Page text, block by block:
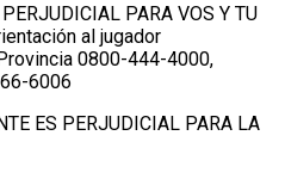
PARA VOS Y TU
al jugador
0800-444-4000,
6006
ES PERJUDICIAL PARA LA